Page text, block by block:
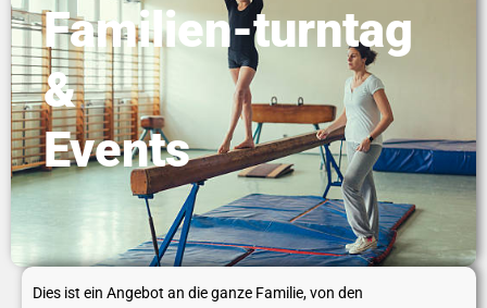
Familien-turntag
&
Events
Dies ist ein Angebot an die ganze Familie,von den